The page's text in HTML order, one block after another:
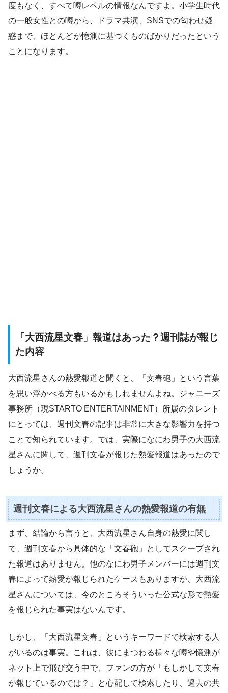
度もなく、すべて噂レベルの情報なんですよ。小学生時代
の一般女性との噂から、ドラマ共演、SNSでの匂わせ疑
惑まで、ほとんどが憶測に基づくものばかりだったという
ことになります。
「大西流星文春」報道はあった？週刊誌が報じ
た内容
大西流星さんの熱愛報道と聞くと、「文春砲」という言葉
を思い浮かべる方もいるかもしれませんよね。ジャニーズ
事務所（現STARTO ENTERTAINMENT）所属のタレント
にとっては、週刊文春の記事は非常に大きな影響力を持つ
ことで知られています。では、実際になにわ男子の大西流
星さんに関して、週刊文春が報じた熱愛報道はあったので
しょうか。
週刊文春による大西流星さんの熱愛報道の有無
まず、結論から言うと、大西流星さん自身の熱愛に関し
て、週刊文春から具体的な「文春砲」としてスクープされ
た報道はありません。他のなにわ男子メンバーには週刊文
春によって熱愛が報じられたケースもありますが、大西流
星さんについては、今のところそういった公式な形で熱愛
を報じられた事実はないんです。
しかし、「大西流星文春」というキーワードで検索する人
がいるのは事実。これは、彼にまつわる様々な噂や憶測が
ネット上で飛び交う中で、ファンの方が「もしかして文春
が報じているのでは？」と心配して検索したり、過去の共